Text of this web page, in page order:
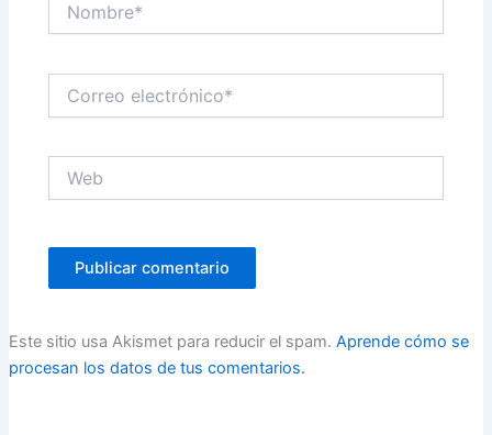
electrónico*
Este sitio usa Akismet para reducir el spam. Aprende cómo se
procesan los datos de tus comentarios.